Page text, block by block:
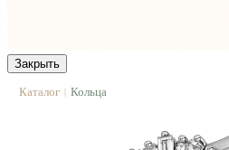
Закрыть
Каталог | Кольца